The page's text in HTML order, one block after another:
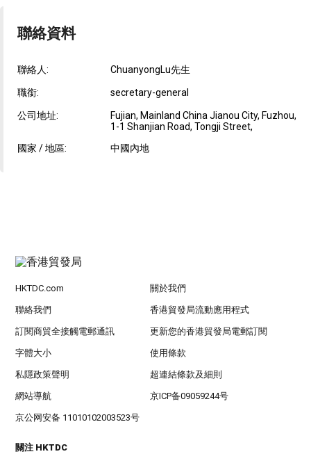
聯絡資料
聯絡人: ChuanyongLu先生
職銜: secretary-general
公司地址:
Fujian, Mainland China Jianou City, Fuzhou,
1-1 Shanjian Road, Tongji Street,
國家 / 地區:
中國內地
HKTDC.com 關於我們
聯絡我們 香港貿發局流動應用程式
訂閱商貿全接觸電郵通訊 更新您的香港貿發局電郵訂閱
字體大小 使用條款
私隱政策聲明 超連結條款及細則
網站導航 京ICP备09059244号
京公网安备 11010102003523号
關注 HKTDC